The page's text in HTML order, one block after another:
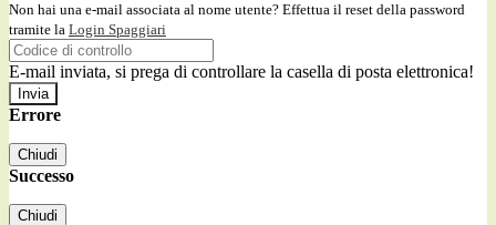
Non hai una e-mail associata al nome utente? Effettua il reset della password
tramite la Login Spaggiari
E-mail inviata, si prega di controllare la casella di posta elettronica!
Errore
Chiudi
Successo
Chiudi